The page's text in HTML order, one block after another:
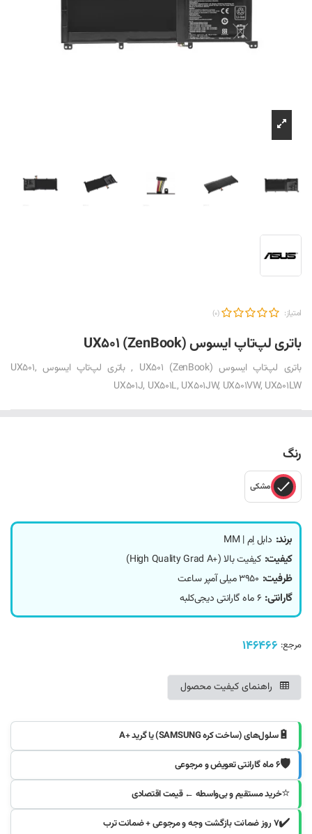
باتری لپ‌تاپ ایسوس UX501 (ZenBook)
باتری لپ‌تاپ ایسوس UX501 (ZenBook) , باتری لپ‌تاپ ایسوس UX501,
UX501J, UX501L, UX501JW, UX501VW, UX501LW
امتیاز: (0)
رنگ
مشکی
برند: دابل اِم | MM
کیفیت: کیفیت بالا (+High Quality Grad A)
ظرفیت: 3950 میلی آمپر ساعت
گارانتی: 6 ماه گارانتی دیجی‌کلبه
مرجع: 146466
راهنمای کیفیت محصول
🔋سلول‌های (ساخت کره SAMSUNG) یا گرید +A
🛡️۶ ماه گارانتی تعویض و مرجوعی
⭐خرید مستقیم و بی‌واسطه ← قیمت اقتصادی
✔️۷ روز ضمانت بازگشت وجه و مرجوعی + ضمانت ترب